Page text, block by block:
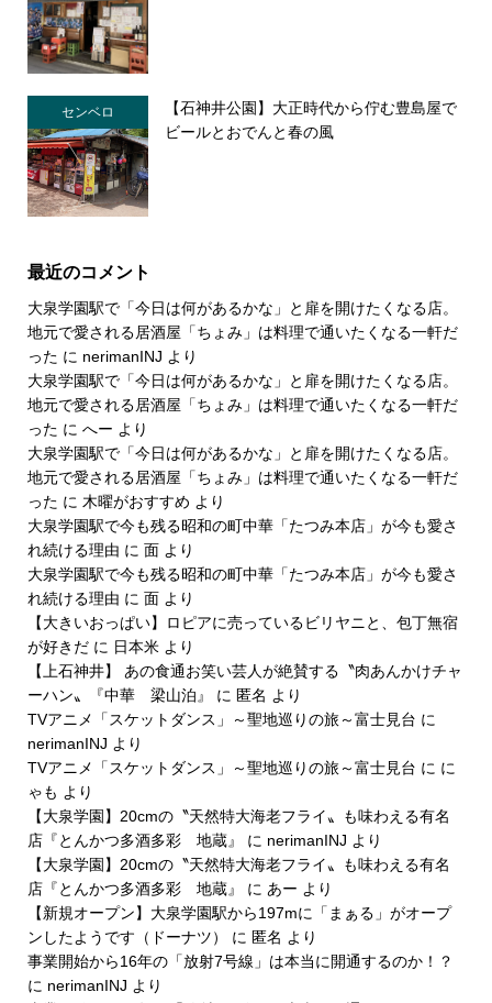
センベロ
【石神井公園】大正時代から佇む豊島屋で
ビールとおでんと春の風
最近のコメント
大泉学園駅で「今日は何があるかな」と扉を開けたくなる店。
地元で愛される居酒屋「ちょみ」は料理で通いたくなる一軒だ
った に nerimanINJ より
大泉学園駅で「今日は何があるかな」と扉を開けたくなる店。
地元で愛される居酒屋「ちょみ」は料理で通いたくなる一軒だ
った に へー より
大泉学園駅で「今日は何があるかな」と扉を開けたくなる店。
地元で愛される居酒屋「ちょみ」は料理で通いたくなる一軒だ
った に 木曜がおすすめ より
大泉学園駅で今も残る昭和の町中華「たつみ本店」が今も愛さ
れ続ける理由 に 面より
大泉学園駅で今も残る昭和の町中華「たつみ本店」が今も愛さ
れ続ける理由 に 面より
【大きいおっぱい】ロピアに売っているビリヤニと、包丁無宿
が好きだに 日本米より
【上石神井】 あの食通お笑い芸人が絶賛する〝肉あんかけチャ
ーハン〟『中華 梁山泊』
に 匿名 より
TVアニメ「スケットダンス」～聖地巡りの旅～富士見台 に
nerimanINJ より
TVアニメ「スケットダンス」～聖地巡りの旅～富士見台 に に
ゃも より
【大泉学園】20cmの〝天然特大海老フライ〟も味わえる有名
店『とんかつ多酒多彩 地蔵』
に nerimanINJ より
【大泉学園】20cmの〝天然特大海老フライ〟も味わえる有名
店『とんかつ多酒多彩 地蔵』
に あー より
【新規オープン】大泉学園駅から197mに「まぁる」がオープ
ンしたようです（ドーナツ）
に 匿名 より
事業開始から16年の「放射7号線」は本当に開通するのか！？
に nerimanINJ より